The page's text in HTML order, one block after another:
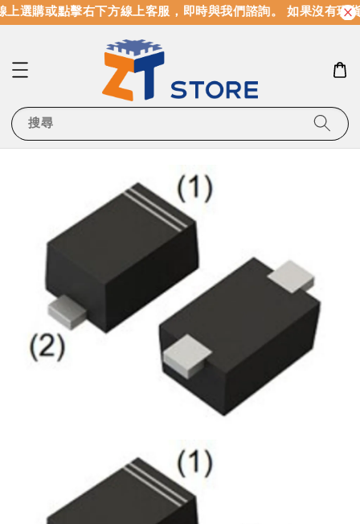
選購或點擊右下方線上客服，即時與我們諮詢。 如果沒有現
搜尋